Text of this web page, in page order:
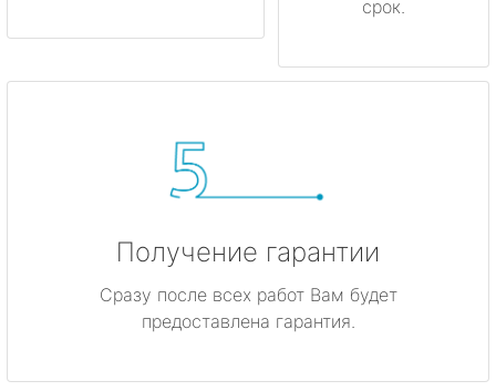
срок.
Получение гарантии
Сразу после всех работ Вам будет
предоставлена гарантия.